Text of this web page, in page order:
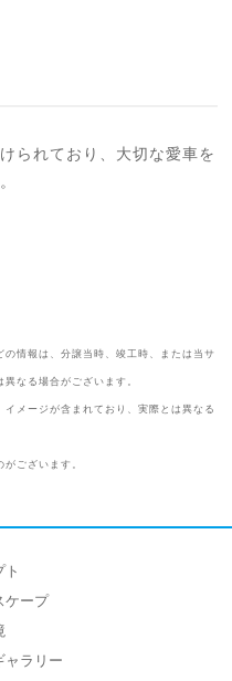
られており、大切な愛車を
情報は、分譲当時、竣工時、または当サ
なる場合がございます。
メージが含まれており、実際とは異なる
ございます。
ト
ケープ
ャラリー